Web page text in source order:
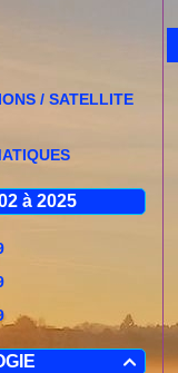
/ SATELLITE
à 2025
